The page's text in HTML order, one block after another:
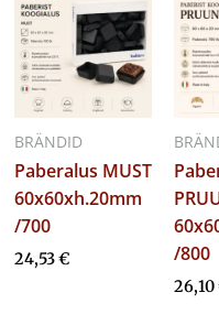
BRÄNDID
Paberalus MUST
60x60xh.20mm
/700
24,53€
/800
26,10